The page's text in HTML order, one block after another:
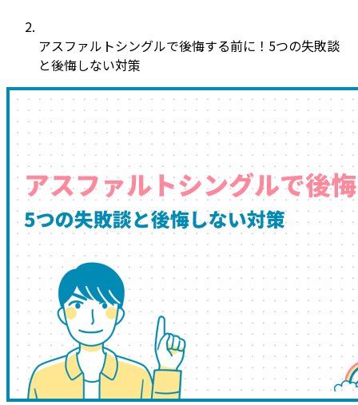
アスファルトシングルで後悔する前に！5つの失敗談
と後悔しない対策